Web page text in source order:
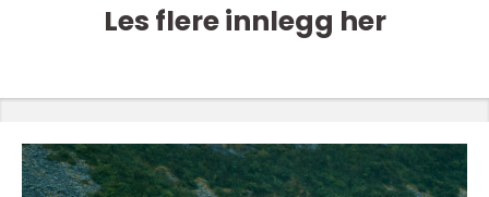
Les flere innlegg her